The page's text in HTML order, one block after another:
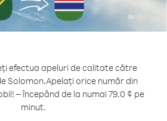
efectua apeluri de calitate către
Solomon.Apelați orice număr din
– începând de la numai 79.0 ¢ pe
minut.